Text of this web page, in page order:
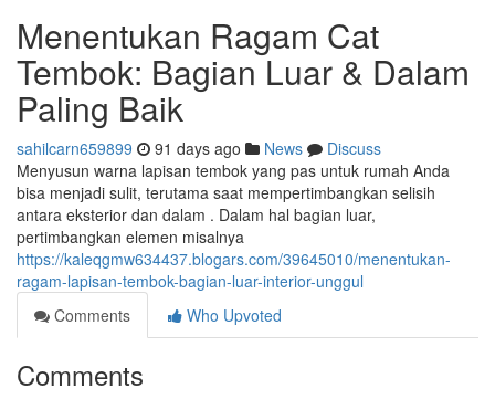
Menentukan Ragam Cat
Tembok: Bagian Luar & Dalam
Paling Baik
sahilcarn659899 91 days ago News
Discuss
Menyusun warna lapisan tembok yang pas untuk rumah Anda
bisa menjadi sulit, terutama saat mempertimbangkan selisih
antara eksterior dan dalam . Dalam hal bagian luar,
pertimbangkan elemen misalnya
https://kaleqgmw634437.blogars.com/39645010/menentukan-
ragam-lapisan-tembok-bagian-luar-interior-unggul
Comments
Who Upvoted
Comments